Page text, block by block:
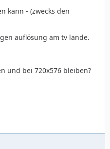
kann - (zwecks den
auflösung am tv lande.
und bei 720x576 bleiben?